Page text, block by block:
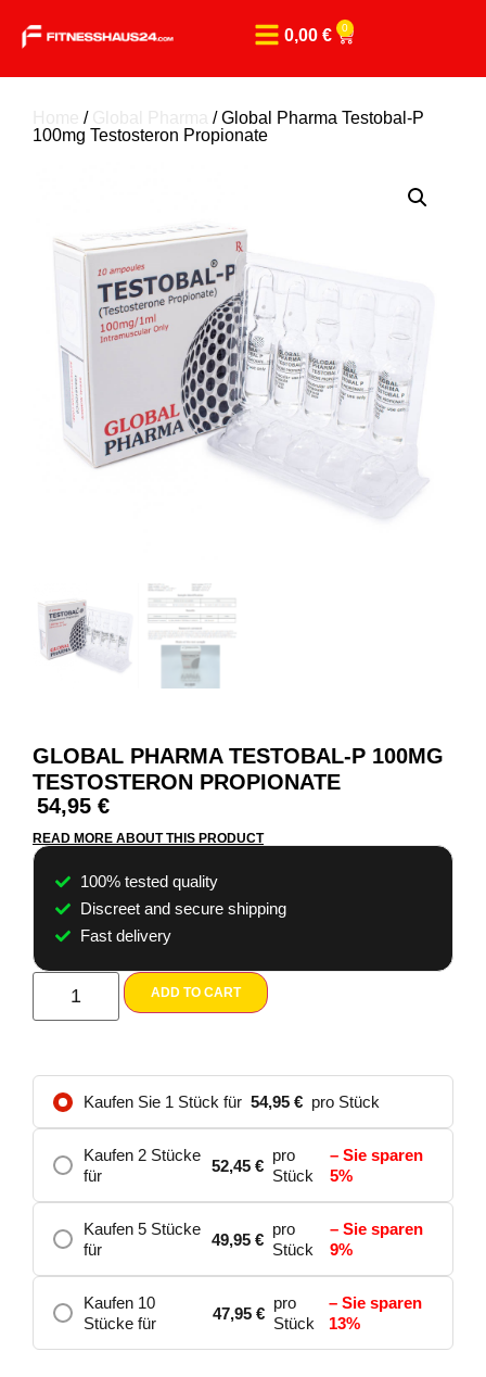
0,00 € 0
/
/ Global Pharma Testobal-P
100mg Testosteron Propionate
GLOBAL PHARMA TESTOBAL-P 100MG
TESTOSTERON PROPIONATE
54,95 €
READ MORE ABOUT THIS PRODUCT
100% tested quality
Discreet and secure shipping
Fast delivery
ADD TO CART
Kaufen Sie 1 Stück für 54,95 € pro Stück
Kaufen 2 Stücke
für
52,45 €
pro
Stück
– Sie sparen
5%
Kaufen 5 Stücke
für
49,95 €
pro
Stück
– Sie sparen
9%
Kaufen 10
Stücke für
47,95 €
pro
Stück
– Sie sparen
13%